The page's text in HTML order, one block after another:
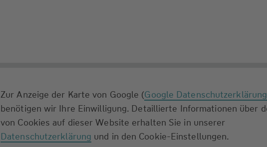
Zur Anzeige der Karte von Google (Google Datenschutzerklärung
benötigen wir Ihre Einwilligung. Detaillierte Informationen über
von Cookies auf dieser Website erhalten Sie in unserer
Datenschutzerklärung und in den Cookie-Einstellungen.